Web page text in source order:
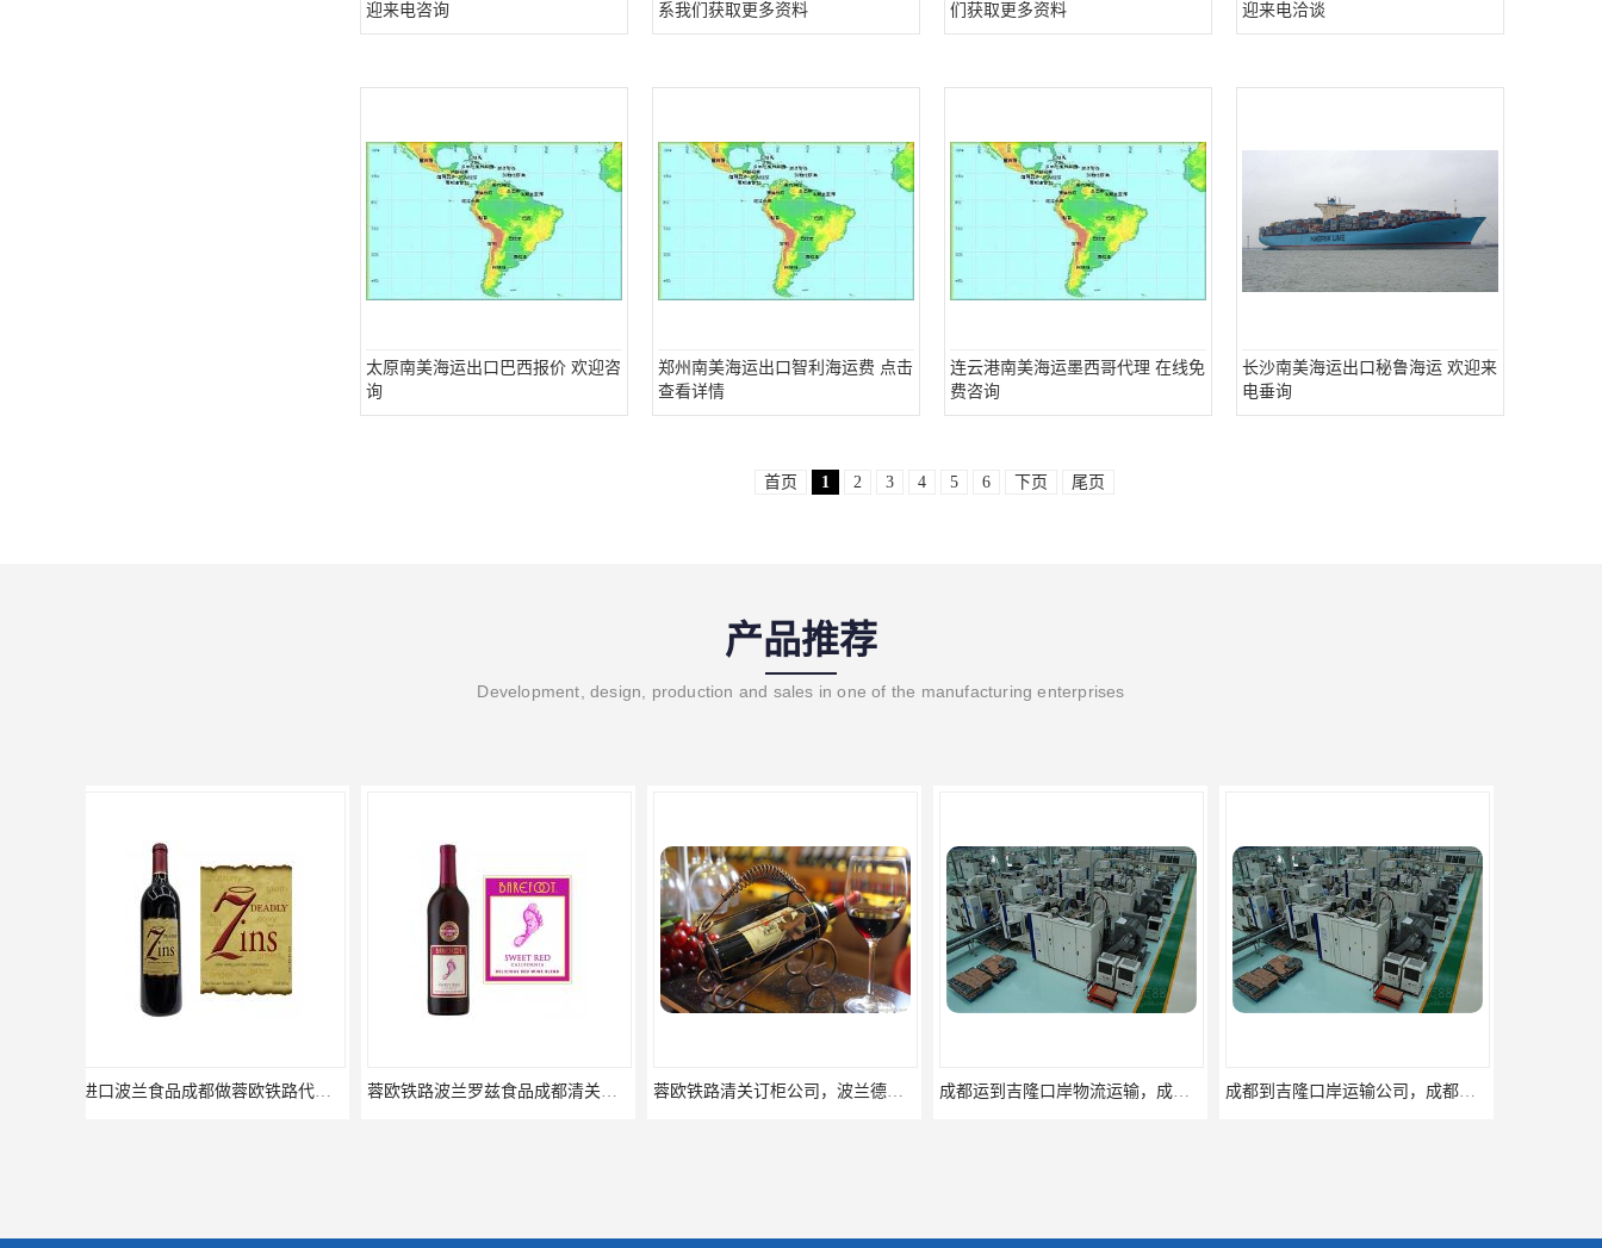
迎来电咨询
系我们获取更多资料
们获取更多资料
迎来电洽谈
太原南美海运出口巴西报价 欢迎咨
询
郑州南美海运出口智利海运费 点击
查看详情
连云港南美海运墨西哥代理 在线免
费咨询
长沙南美海运出口秘鲁海运 欢迎来
电垂询
首页 1 2 3 4 5 6 下页 尾页
产品推荐
Development, design, production and sales in one of the manufacturing enterprises
蓉欧铁路波兰罗兹食品成都清关物流 蓉欧铁路清关订柜公司，波兰德国蓉欧铁路门到门 成都运到吉隆口岸物流运输，成都到西藏物流 成都到吉隆口岸运输公司，成都吉隆专线运输 成都进出口欧洲蓉欧铁路货代公司，蓉欧清关运输